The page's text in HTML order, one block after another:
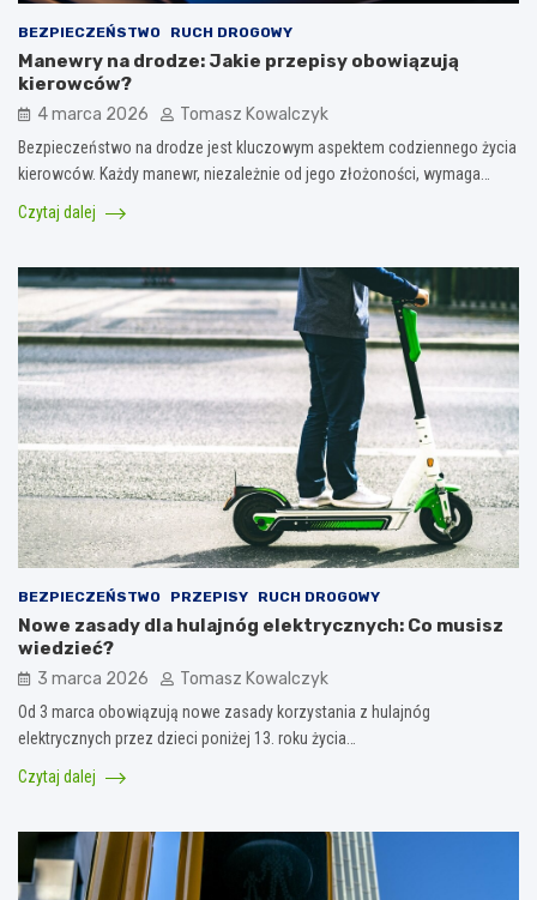
BEZPIECZEŃSTWO RUCH DROGOWY
Manewry na drodze: Jakie przepisy obowiązują
kierowców?
4 marca 2026 Tomasz Kowalczyk
Bezpieczeństwo na drodze jest kluczowym aspektem codziennego życia
kierowców. Każdy manewr, niezależnie od jego złożoności, wymaga…
Czytaj dalej
BEZPIECZEŃSTWO PRZEPISY RUCH DROGOWY
Nowe zasady dla hulajnóg elektrycznych: Co musisz
wiedzieć?
3 marca 2026 Tomasz Kowalczyk
Od 3 marca obowiązują nowe zasady korzystania z hulajnóg
elektrycznych przez dzieci poniżej 13. roku życia…
Czytaj dalej